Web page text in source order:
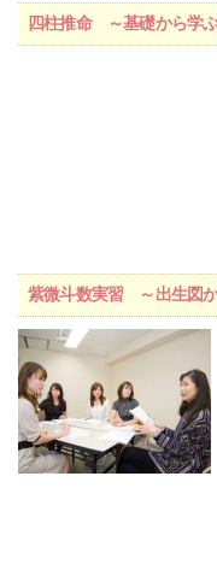
四柱推命 ～基礎から学
紫微斗数実習 ～出生図